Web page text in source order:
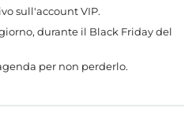
sull'account VIP.
durante il Black Friday del
per non perderlo.